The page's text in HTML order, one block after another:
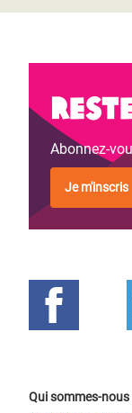
Abonnez-
Je m'inscris
Qui sommes-nous